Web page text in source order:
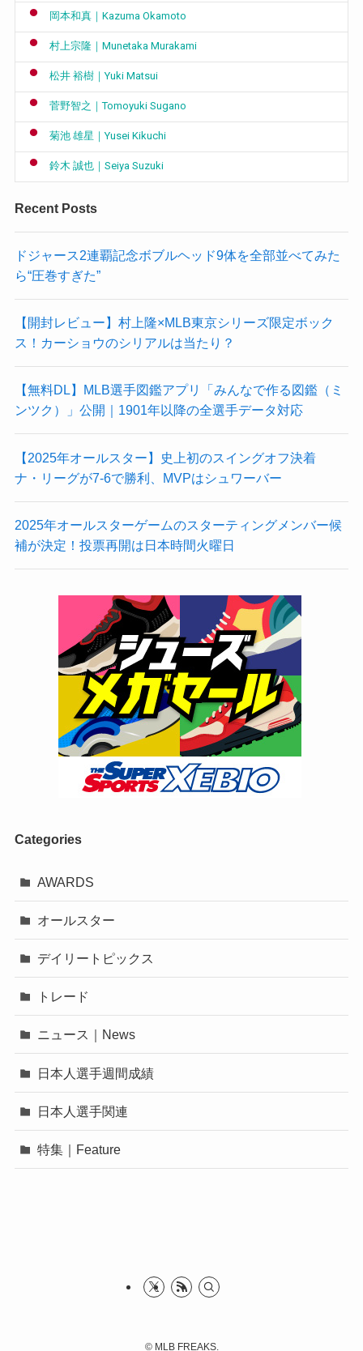
岡本和真｜Kazuma Okamoto
村上宗隆｜Munetaka Murakami
松井 裕樹｜Yuki Matsui
菅野智之｜Tomoyuki Sugano
菊池 雄星｜Yusei Kikuchi
鈴木 誠也｜Seiya Suzuki
Recent Posts
ドジャース2連覇記念ボブルヘッド9体を全部並べてみた
ら“圧巻すぎた”
【開封レビュー】村上隆×MLB東京シリーズ限定ボック
ス！カーショウのシリアルは当たり？
【無料DL】MLB選手図鑑アプリ「みんなで作る図鑑（ミ
ンツク）」公開｜1901年以降の全選手データ対応
【2025年オールスター】史上初のスイングオフ決着
ナ・リーグが7-6で勝利、MVPはシュワーバー
2025年オールスターゲームのスターティングメンバー候
補が決定！投票再開は日本時間火曜日
Categories
AWARDS
オールスター
デイリートピックス
トレード
ニュース｜News
日本人選手週間成績
日本人選手関連
特集｜Feature
©MLB FREAKS.